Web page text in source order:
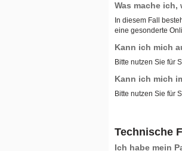
Was mache
In diesem Fall
eine gesonderte
Kann ich mich
Bitte nutzen Sie für
Kann ich mich
Bitte nutzen Sie für
Technische
Ich habe mein